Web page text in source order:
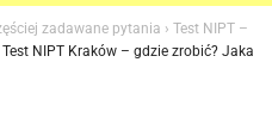
zadawane pytania › Test NIPT –
Test NIPT Kraków – gdzie zrobić? Jaka